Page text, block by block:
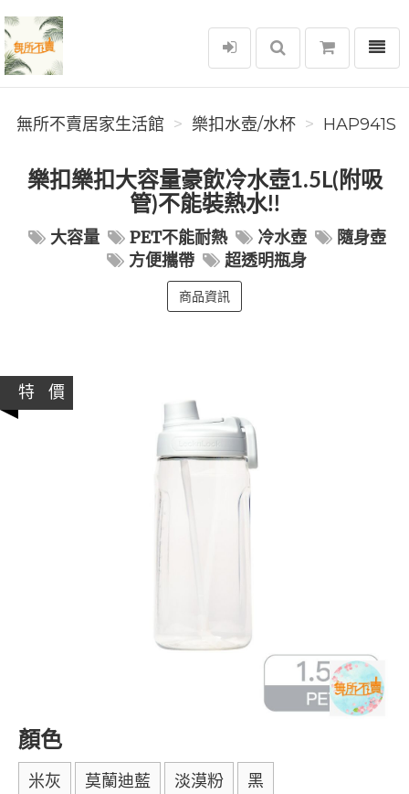
無所不賣居家生活館
選單
無所不賣居家生活館 樂扣水壺/水杯 HAP941S
樂扣樂扣大容量豪飲冷水壺1.5L(附吸
管)不能裝熱水!!
大容量 PET不能耐熱 冷水壺
隨身壺
方便攜帶
超透明瓶身
商品資訊
特 價
顏色
米灰 莫蘭迪藍 淡漠粉 黑